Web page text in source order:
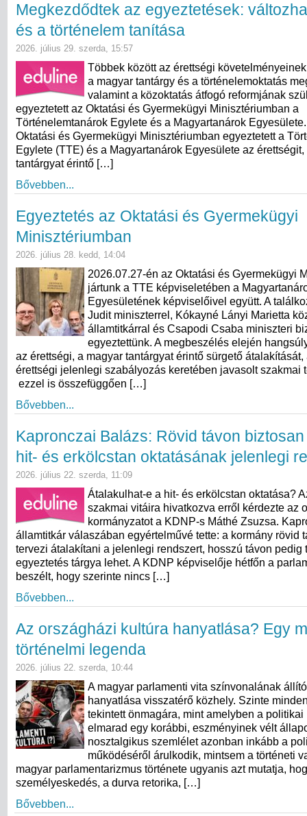
Megkezdődtek az egyeztetések:
és a történelem tanítása
2026. július 29. szerda, 15:57
Többek között az érettségi
a magyar tantárgy és a történelemoktatás
valamint a közoktatás átfogó reformjának
egyeztetett az Oktatási és Gyermekügyi Minisztériumban a
Történelemtanárok Egylete és a Magyartanárok
Oktatási és Gyermekügyi Minisztériumban egyeztetett a
Egylete (TTE) és a Magyartanárok Egyesülete az
tantárgyat érintő […]
Bővebben...
Egyeztetés az Oktatási és Gyermekügyi
Minisztériumban
2026. július 28. kedd, 14:04
2026.07.27-én az Oktatási és Gyermekügyi
jártunk a TTE képviseletében a
Egyesületének képviselőivel együtt. A
Judit miniszterrel, Kókayné Lányi Marietta
államtitkárral és Csapodi Csaba miniszteri
egyeztettünk. A megbeszélés elején
az érettségi, a magyar tantárgyat érintő sürgető átalakítását,
érettségi jelenlegi szabályozás keretében javasolt szakmai
ezzel is összefüggően […]
Bővebben...
Kapronczai Balázs: Rövid távon
hit- és erkölcstan oktatásának jelenlegi
2026. július 22. szerda, 11:09
Átalakulhat-e a hit- és erkölcstan oktatása?
szakmai vitáira hivatkozva erről kérdezte az
kormányzatot a KDNP-s Máthé Zsuzsa.
államtitkár válaszában egyértelművé tette: a kormány rövid
tervezi átalakítani a jelenlegi rendszert, hosszú távon pedig
egyeztetés tárgya lehet. A KDNP képviselője hétfőn a
beszélt, hogy szerinte nincs […]
Bővebben...
Az országházi kultúra hanyatlása? Egy
történelmi legenda
2026. július 22. szerda, 10:44
A magyar parlamenti vita színvonalának
hanyatlása visszatérő közhely. Szinte
tekintett önmagára, mint amelyben a politikai
elmarad egy korábbi, eszményinek vélt
nosztalgikus szemlélet azonban inkább a
működéséről árulkodik, mintsem a történeti
magyar parlamentarizmus története ugyanis azt mutatja,
személyeskedés, a durva retorika, […]
Bővebben...